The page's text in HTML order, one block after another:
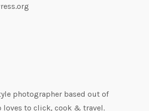
photographer based out of
loves to click, cook & travel.